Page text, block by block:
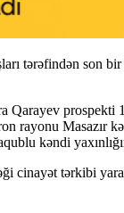
tərəfindən son bir
Qarayev
rayonu Masazır
kəndi
cinayət tərkibi